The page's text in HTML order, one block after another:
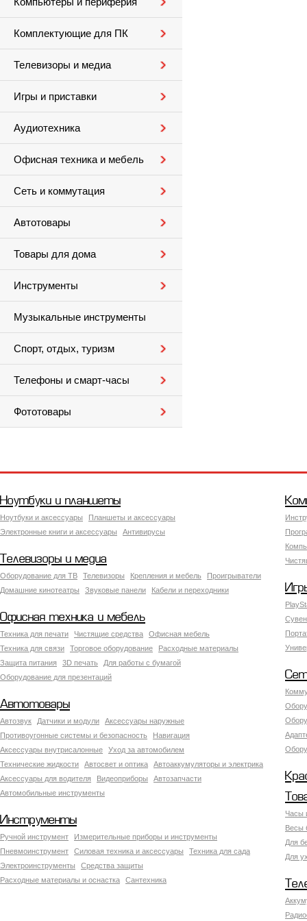
Комплектующие для ПК
Телевизоры и медиа
Игры и приставки
Аудиотехника
Офисная техника и мебель
Сеть и коммутация
Автотовары
Товары для дома
Инструменты
Музыкальные инструменты
Спорт, отдых, туризм
Телефоны и смарт-часы
Фототовары
Ноутбуки и планшеты
Ноутбуки и аксессуары
Планшеты и аксессуары
Электронные книги и аксессуары
Антивирусы
Телевизоры и медиа
Оборудование для ТВ Телевизоры Крепления и мебель
Проигрыватели
Домашние кинотеатры
Звуковые панели Кабели и переходники
Офисная техника и мебель
Техника для печати Чистящие средства
Офисная мебель
Техника для связи
Торговое оборудование
Расходные материалы
Защита питания
3D печать
Для работы с бумагой
Оборудование для презентаций
Автотовары
Автозвук Датчики и модули
Аксессуары наружные
Противоугонные системы и безопасность
Навигация
Аксесcуары внутрисалонные
Уход за автомобилем
Технические жидкости
Автосвет и оптика
Автоаккумуляторы и электрика
Аксессуары для водителя
Видеоприборы
Автозапчасти
Автомобильные инструменты
Часы
Весы
Для
Для
Инструменты
Ручной инструмент
Измерительные приборы и инструменты
Пневмоинструмент
Силовая техника и аксессуары
Техника для сада
Электроинструменты
Средства защиты
Расходные материалы и оснастка
Сантехника